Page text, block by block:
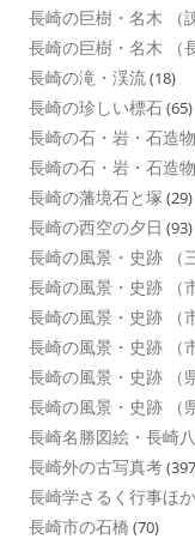
長崎の巨樹・名木 （
長崎の巨樹・名木 （
長崎の滝・渓流(18)
長崎の珍しい標石(65)
長崎の石・岩・石造物
長崎の石・岩・石造物
長崎の藩境石と塚 (29)
長崎の西空の夕日 (93)
長崎の風景・史跡 （
長崎の風景・史跡 （
長崎の風景・史跡 （
長崎の風景・史跡 （
長崎の風景・史跡 （
長崎の風景・史跡 （
長崎名勝図絵・長崎
長崎外の古写真考
長崎学さるく行事ほか
長崎市の石橋 (70)